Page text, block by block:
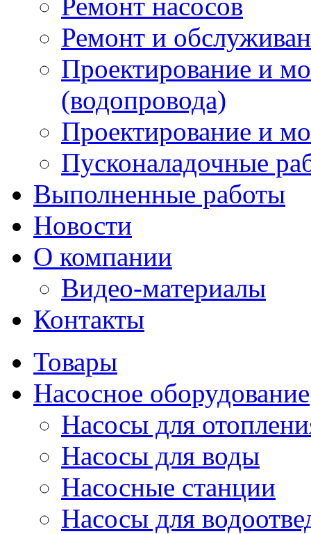
Ремонт и
Проектирование и
(водопровода)
Проектирование и
Пусконаладочные
Выполненные работы
Новости
О компании
Видео-материалы
Контакты
Товары
Насосное оборудование
Насосы для
Насосы для воды
Насосные станции
Насосы для